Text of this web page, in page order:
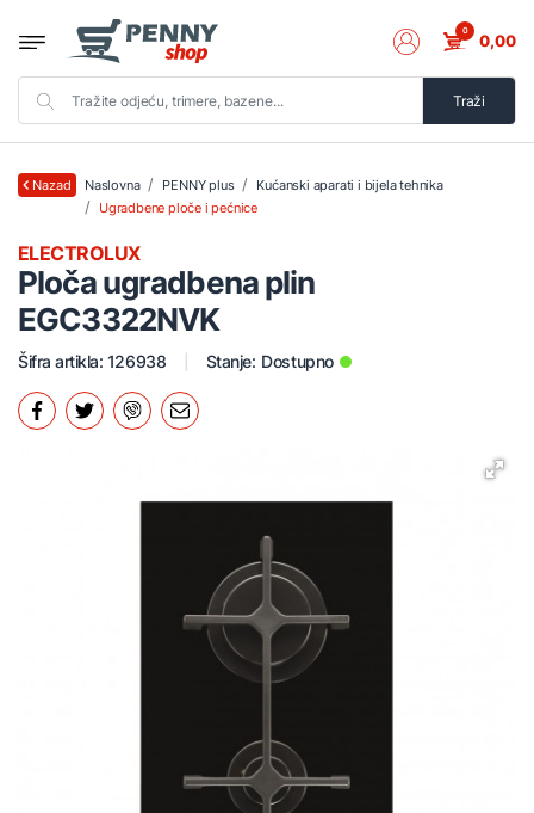
Traži
0 0,00
Nazad Naslovna PENNY plus
Kućanski aparati i bijela tehnika
Ugradbene ploče i pećnice
Ploča ugradbena plin
EGC3322NVK
ELECTROLUX
Šifra artikla: 126938 Stanje: Dostupno